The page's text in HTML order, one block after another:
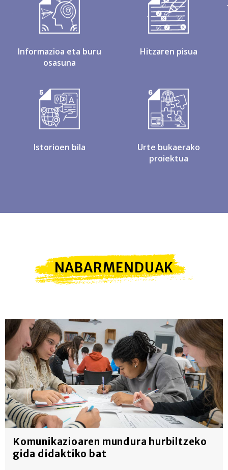
Informazioa eta buru
osasuna
Hitzaren pisua
Istorioen bila
Urte bukaerako
proiektua
NABARMENDUAK
Komunikazioaren mundura hurbiltzeko
gida didaktiko bat